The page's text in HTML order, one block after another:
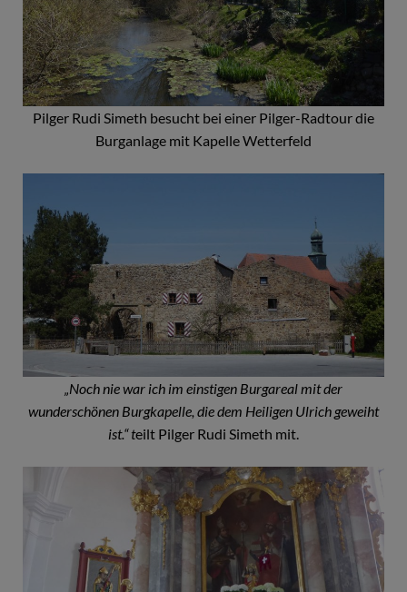
Pilger Rudi Simeth besucht bei einer Pilger-Radtour die
Burganlage mit Kapelle Wetterfeld
„Noch nie war ich im einstigen Burgareal mit der
wunderschönen Burgkapelle, die dem Heiligen Ulrich geweiht
ist.“ teilt Pilger Rudi Simeth mit.